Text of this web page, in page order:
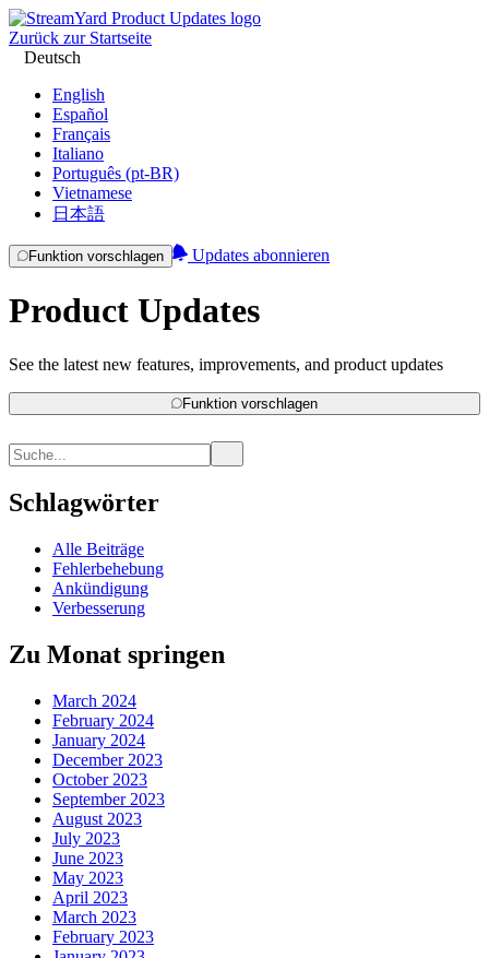
Zurück zur Startseite
Deutsch
English
Español
Français
Italiano
Português (pt-BR)
Vietnamese
日本語
Funktion vorschlagen Updates abonnieren
Product Updates
See the latest new features, improvements, and product updates
Funktion vorschlagen
Schlagwörter
Alle Beiträge
Fehlerbehebung
Ankündigung
Verbesserung
Zu Monat springen
March 2024
February 2024
January 2024
December 2023
October 2023
September 2023
August 2023
July 2023
June 2023
May 2023
April 2023
March 2023
February 2023